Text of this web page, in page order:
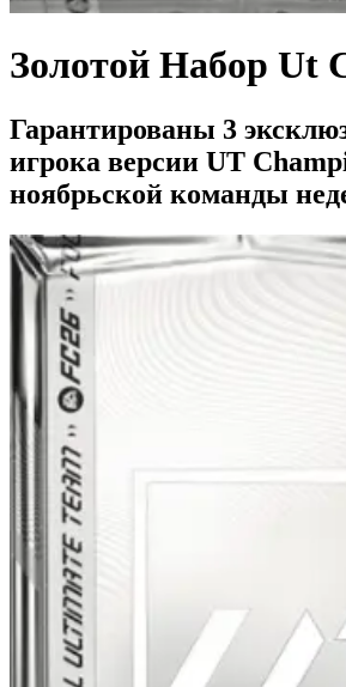
Золотой Набор Ut
Гарантированы 3
игрока версии UT
ноябрьской команды